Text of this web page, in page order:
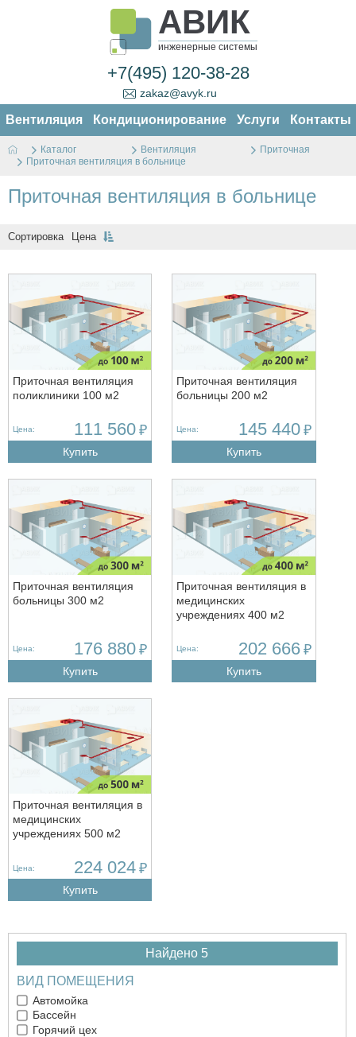
АВИК
инженерные системы
+7(495) 120-38-28
zakaz@avyk.ru
Вентиляция Кондиционирование Услуги Контакты
Каталог Вентиляция
Приточная
Приточная вентиляция в больнице
Приточная вентиляция в больнице
Сортировка Цена
Приточная вентиляция
поликлиники 100 м2
Цена: 111 560 ₽
Купить
Приточная вентиляция
больницы 200 м2
Цена: 145 440 ₽
Купить
Приточная вентиляция
больницы 300 м2
Цена: 176 880 ₽
Купить
Приточная вентиляция в
медицинских
учреждениях 400 м2
Цена: 202 666 ₽
Купить
Приточная вентиляция в
медицинских
учреждениях 500 м2
Цена: 224 024 ₽
Купить
Найдено 5
ВИД ПОМЕЩЕНИЯ
Автомойка
Бассейн
Горячий цех